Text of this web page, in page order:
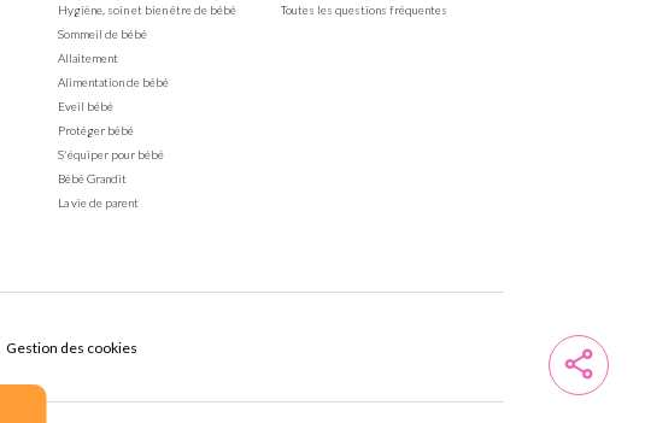
Hygiène, soin et bien être de bébé
Sommeil de bébé
Allaitement
Alimentation de bébé
Eveil bébé
Protéger bébé
S'équiper pour bébé
Bébé Grandit
La vie de parent
Toutes les questions fréquentes
Gestion des cookies